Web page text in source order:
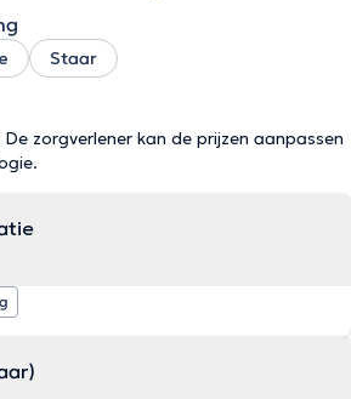
Staar
zorgverlener kan de prijzen aanpassen